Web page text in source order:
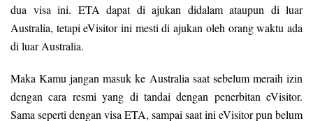
dua visa ini. ETA dapat di ajukan didalam ataupun di luar
Australia, tetapi eVisitor ini mesti di ajukan oleh orang waktu ada
di luar Australia.
Maka Kamu jangan masuk ke Australia saat sebelum meraih izin
dengan cara resmi yang di tandai dengan penerbitan eVisitor.
Sama seperti dengan visa ETA, sampai saat ini eVisitor pun belum